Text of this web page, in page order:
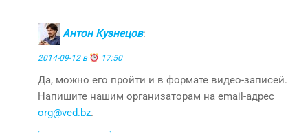
Антон Кузнецов:
2014-09-12 в 17:50
Да, можно его пройти и в формате видео-записей.
Напишите нашим организаторам на email-адрес
org@ved.bz.